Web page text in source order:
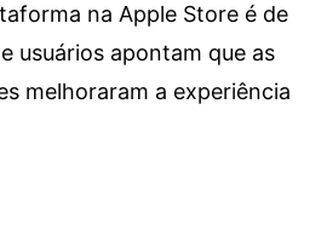
na Apple Store é de
usuários apontam que as
melhoraram a experiência